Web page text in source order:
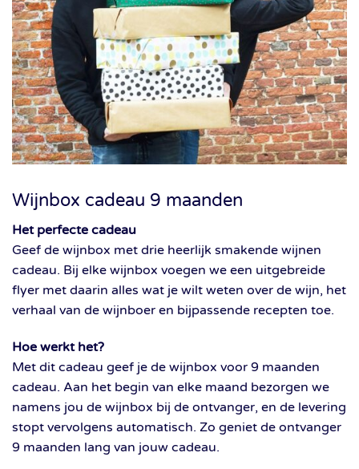
Wijnbox cadeau 9 maanden
Het perfecte cadeau
Geef de wijnbox met drie heerlijk smakende wijnen
cadeau. Bij elke wijnbox voegen we een uitgebreide
flyer met daarin alles wat je wilt weten over de wijn, het
verhaal van de wijnboer en bijpassende recepten toe.
Hoe werkt het?
Met dit cadeau geef je de wijnbox voor 9 maanden
cadeau. Aan het begin van elke maand bezorgen we
namens jou de wijnbox bij de ontvanger, en de levering
stopt vervolgens automatisch. Zo geniet de ontvanger
9 maanden lang van jouw cadeau.